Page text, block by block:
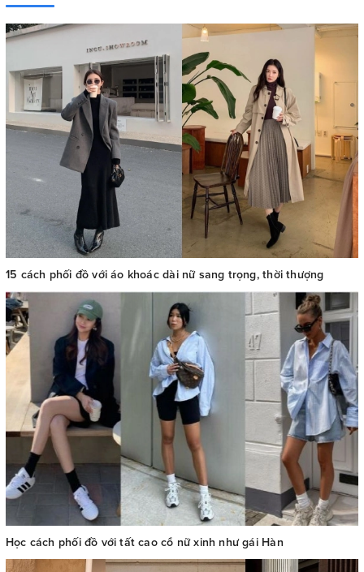
15 cách phối đồ với áo khoác dài nữ sang trọng, thời thượng
Học cách phối đồ với tất cao cổ nữ xinh như gái Hàn